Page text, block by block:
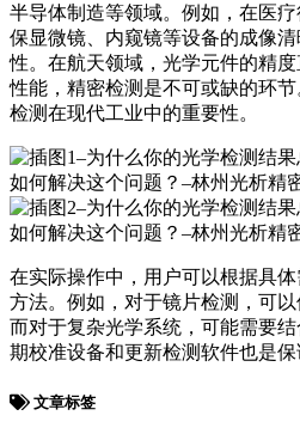
半导体制造等领域。例如，在医
保显微镜、内窥镜等设备的成像
性。在航天领域，光学元件的精
性能，精密检测是不可或缺的环
检测在现代工业中的重要性。
在实际操作中，用户可以根据具
方法。例如，对于镜片检测，可
而对于复杂光学系统，可能需要
期校准设备和更新检测软件也是保
文章标签